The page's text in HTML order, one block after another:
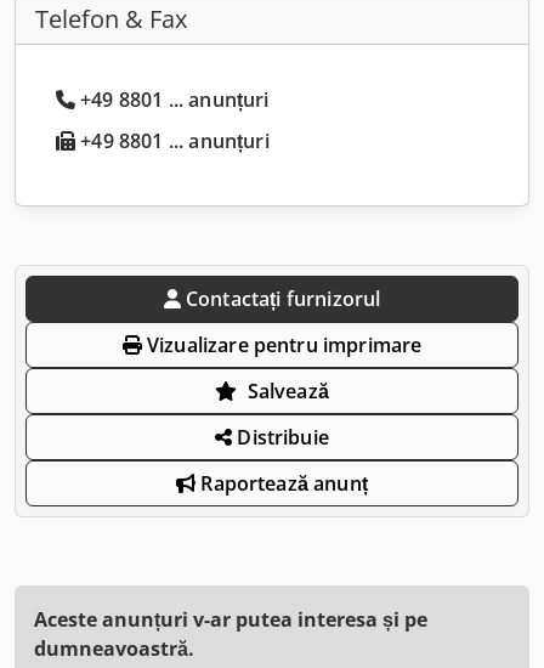
Telefon & Fax
+49 8801 ... anunțuri
+49 8801 ... anunțuri
Contactați furnizorul
Vizualizare pentru imprimare
Salvează
Distribuie
Raportează anunț
Aceste anunțuri v-ar putea interesa și pe
dumneavoastră.